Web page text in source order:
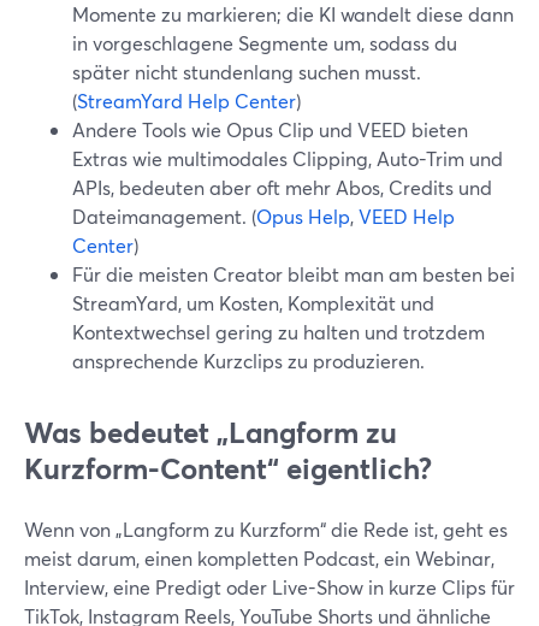
Momente zu markieren; die KI wandelt diese dann
in vorgeschlagene Segmente um, sodass du
später nicht stundenlang suchen musst.
(StreamYard Help Center)
Andere Tools wie Opus Clip und VEED bieten
Extras wie multimodales Clipping, Auto-Trim und
APIs, bedeuten aber oft mehr Abos, Credits und
Dateimanagement. (Opus Help,VEED Help
Center)
Für die meisten Creator bleibt man am besten bei
StreamYard, um Kosten, Komplexität und
Kontextwechsel gering zu halten und trotzdem
ansprechende Kurzclips zu produzieren.
Was bedeutet „Langform zu
Kurzform-Content“ eigentlich?
Wenn von „Langform zu Kurzform“ die Rede ist, geht es
meist darum, einen kompletten Podcast, ein Webinar,
Interview, eine Predigt oder Live-Show in kurze Clips für
TikTok, Instagram Reels, YouTube Shorts und ähnliche